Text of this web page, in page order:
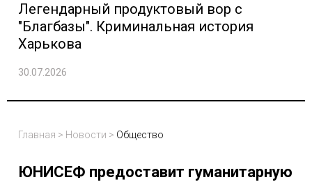
Легендарный продуктовый вор с
"Благбазы". Криминальная история
Харькова
30.07.2026
Главная > Новости > Общество
ЮНИСЕФ предоставит гуманитарную